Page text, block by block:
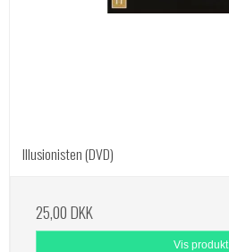
Illusionisten (DVD)
25,00 DKK
Vis produkt